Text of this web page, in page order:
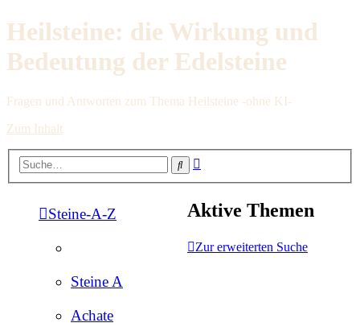
Heilsteine: die Wirkung und
Bedeutung der Edelsteine
Fragen und Antworten zum Thema Heilsteine -ohne KI-
Zum Inhalt
Suche
Steine-A-Z
Steine A
Achate
Aktive Themen
Zur erweiterten Suche